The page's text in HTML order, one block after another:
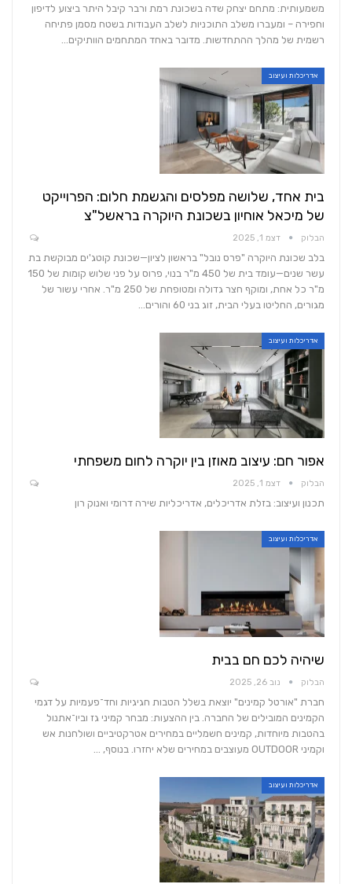
משמעותית: מתחם יצחק שדה בשכונת רמת ורבר קיבל היתר ביצוע לדיפון
וחפירה – ומעברו משלב התוכניות לשלב העבודות בשטח מסמן פתיחה
רשמית של מהלך ההתחדשות. מדובר באחד המתחמים הוותיקים…
אדריכלות ועיצוב
בית אחד, שלושה מפלסים והגשמת חלום: הפרוייקט
של מיכאל אוחיון בשכונת היוקרה בראשל"צ
הבלוק דצמ 1, 2025
בלב שכונת היוקרה "פרס נובל" בראשון לציון—שכונת קוטג'ים מבוקשת בת
עשר שנים—עומד בית של 450 מ"ר בנוי, פרוס על פני שלוש קומות של 150
מ"ר כל אחת, ומוקף חצר גדולה ומטופחת של 250 מ"ר. אחרי עשור של
מגורים, החליטו בעלי הבית, זוג בני 60 והורים…
אדריכלות ועיצוב
אפור חם: עיצוב מאוזן בין יוקרה לחום משפחתי
הבלוק דצמ 1, 2025
תכנון ועיצוב: בזלת אדריכלים, אדריכליות שירה דרומי ואנוק רון
אדריכלות ועיצוב
שיהיה לכם חם בבית
הבלוק נוב 26, 2025
חברת "אורטל קמינים" יוצאת בשלל הטבות חגיגיות וחד־פעמיות על דגמי
הקמינים המובילים של החברה. בין ההצעות: מבחר קמיני גז וביו־אתנול
בהטבות מיוחדות, קמינים חשמליים במחירים אטרקטיביים ושולחנות אש
וקמיני OUTDOOR מעוצבים במחירים שלא יחזרו. בנוסף, …
אדריכלות ועיצוב